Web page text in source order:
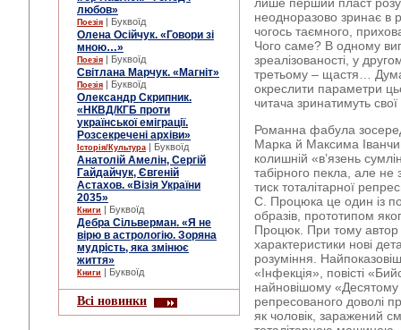
любов»
Поезія | Буквоїд
Олена Осійчук. «Говори зі
мною…»
Поезія | Буквоїд
Світлана Марчук. «Магніт»
Поезія | Буквоїд
Олександр Скрипник.
«НКВД/КГБ проти
української еміграції.
Розсекречені архіви»
Історія/Культура | Буквоїд
Анатолій Амелін, Сергій
Гайдайчук, Євгеній
Астахов. «Візія України
2035»
Книги | Буквоїд
Дебра Сільверман. «Я не
вірю в астрологію. Зоряна
мудрість, яка змінює
життя»
Книги | Буквоїд
Всі новинки
неодноразово зринає в
чогось таємного,
Чого саме? В одному
зреалізованості, у
третьому – щастя…
окреслити параметри
читача зринатимуть
Романна фабула
Марка й Максима
колишній «в’язень
табірного пекла, але
тиск тоталітарної
С. Процюка це один із
образів, прототипом
Процюк. При тому
характеристики нові
розуміння.
«Інфекція», повісті
найновішому
репресованого доволі
як чоловік, заражений